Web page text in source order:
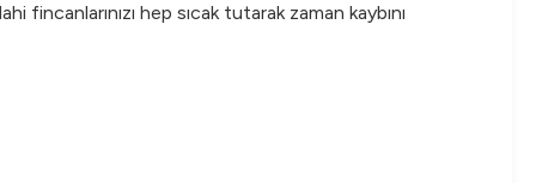
hep sıcak tutarak zaman kaybını